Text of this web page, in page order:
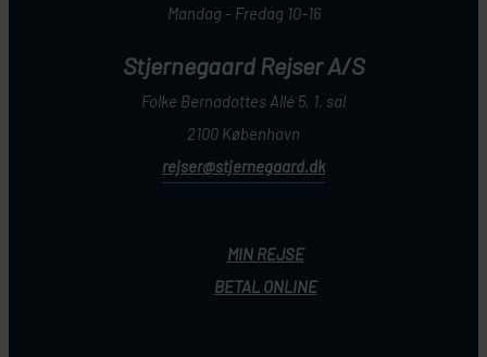
Mandag - Fredag 10-16
Stjernegaard Rejser A/S
Folke Bernadottes Allé 5, 1. sal
2100 København
rejser@stjernegaard.dk
MIN REJSE
BETAL ONLINE